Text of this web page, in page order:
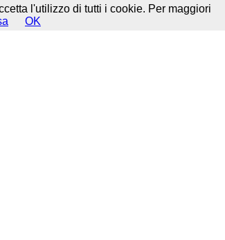
l'utilizzo di tutti i cookie. Per maggiori
OK